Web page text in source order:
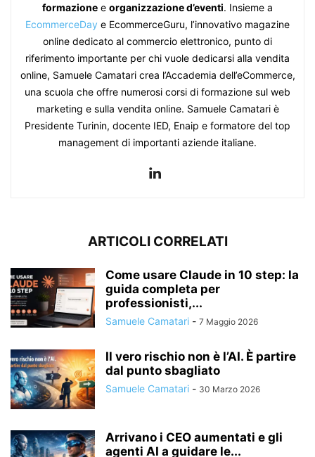
formazione e organizzazione d’eventi. Insieme a
EcommerceDay e EcommerceGuru, l’innovativo magazine
online dedicato al commercio elettronico, punto di
riferimento importante per chi vuole dedicarsi alla vendita
online, Samuele Camatari crea l’Accademia dell’eCommerce,
una scuola che offre numerosi corsi di formazione sul web
marketing e sulla vendita online. Samuele Camatari è
Presidente Turinin, docente IED, Enaip e formatore del top
management di importanti aziende italiane.
ARTICOLI CORRELATI
Come usare Claude in 10 step: la
guida completa per
professionisti,...
Samuele Camatari - 7 Maggio 2026
Il vero rischio non è l’AI. È partire
dal punto sbagliato
Samuele Camatari - 30 Marzo 2026
Arrivano i CEO aumentati e gli
agenti AI a guidare le...